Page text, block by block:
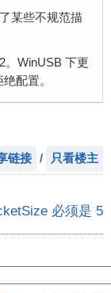
某些不规范描
。WinUSB 下更
配置。
链接 / 只看楼主
必须是